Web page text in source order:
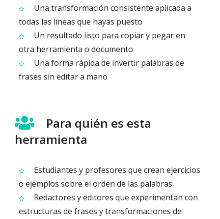
Una transformación consistente aplicada a
todas las líneas que hayas puesto
Un resultado listo para copiar y pegar en
otra herramienta o documento
Una forma rápida de invertir palabras de
frases sin editar a mano
Para quién es esta
herramienta
Estudiantes y profesores que crean ejercicios
o ejemplos sobre el orden de las palabras
Redactores y editores que experimentan con
estructuras de frases y transformaciones de